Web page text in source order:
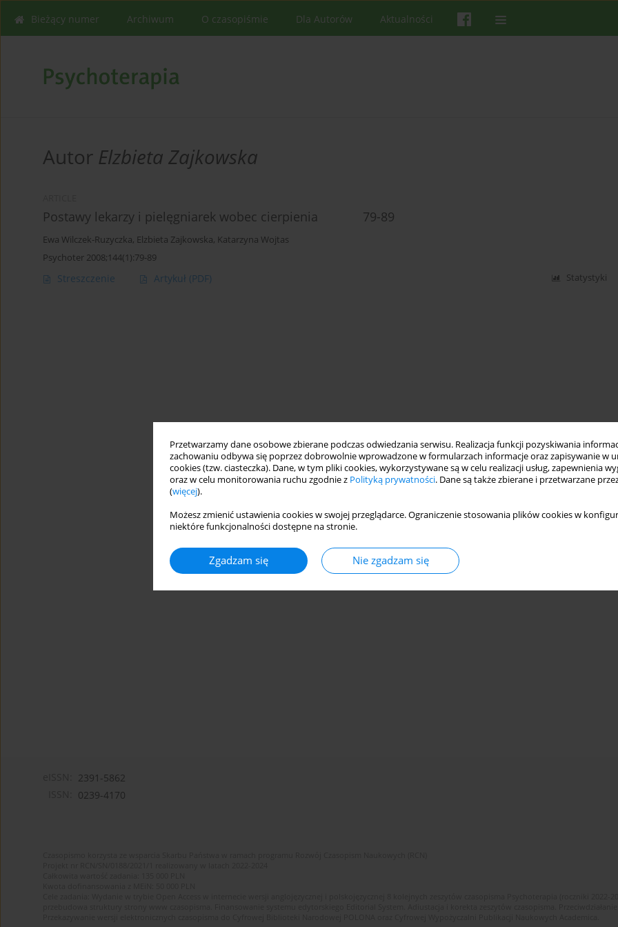
Przetwarzamy dane osobowe zbierane podczas odwiedzania serwisu. Realizacja funkcji pozyskiwania
zachowaniu odbywa się poprzez dobrowolnie wprowadzone w formularzach informacje oraz zapisywanie w
cookies (tzw. ciasteczka). Dane, w tym pliki cookies, wykorzystywane są w celu realizacji usług, zapewnienia
oraz w celu monitorowania ruchu zgodnie z Polityką prywatności. Dane są także zbierane i przetwarzane
(więcej).
Możesz zmienić ustawienia cookies w swojej przeglądarce. Ograniczenie stosowania plików cookies w
niektóre funkcjonalności dostępne na stronie.
Zgadzam się Nie zgadzam się
Bieżący numer Archiwum O czasopiśmie Dla Autorów Aktualności
Autor Elzbieta Zajkowska
Postawy lekarzy i pielęgniarek wobec cierpienia 79-89
Ewa Wilczek-Ruzyczka, Elzbieta Zajkowska, Katarzyna Wojtas
Psychoter 2008;144(1):79-89
Streszczenie Artykuł (PDF) Statystyki
2391-5862
0239-4170